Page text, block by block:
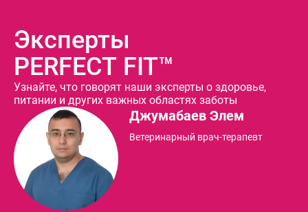
Эксперты
PERFECT FIT™
Узнайте, что говорят наши эксперты о здоровье,
питании и других важных областях заботы
Климова Галина
Ветеринарный врач